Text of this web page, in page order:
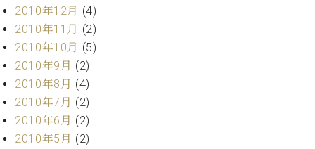
2010年12月 (4)
2010年11月 (2)
2010年10月 (5)
2010年9月 (2)
2010年8月 (4)
2010年7月 (2)
2010年6月 (2)
2010年5月 (2)